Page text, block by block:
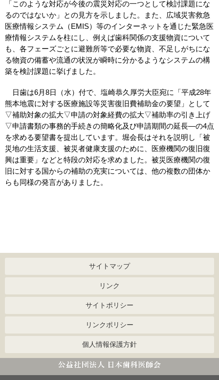
「このような対応が今後の震災対応の一つとして検討課題にな
るのではないか」との見方を示しました。また、広域災害救急
医療情報システム（EMIS）等のインターネットを通じた緊急医
療情報システムを柱にし、例えば歯科関係の支援物資について
も、各フェーズごとに避難所等で必要な物資、不足しがちにな
る物資の備蓄や流通の状況が瞬時に分かるようなシステムの構
築を検討課題に挙げました。
日歯は6月8日（水）付で、塩崎恭久厚労大臣宛に「平成28年
熊本地震に対する医療施設等災害復旧費補助金の要望」として
▽補助対象の拡大▽申請の対象経費の拡大▽補助率の引き上げ
▽申請書類の事務的手続きの簡略化及び申請期間の延長―の4点
を求める要望書を提出しています。堀会長はそれを説明し「被
災地の生活支援、被災者健康支援のために、医療機関の復旧復
興は重要」などと特段の対応を求めました。被災医療機関の復
旧に対する国からの補助の充実については、他の複数の団体か
らも同様の発言がありました。
サイトマップ
リンク
サイトポリシー
リンクポリシー
個人情報保護方針